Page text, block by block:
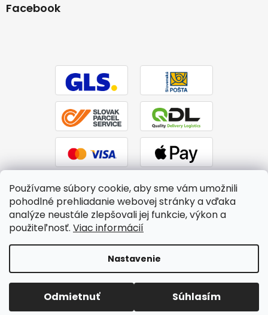
Používame súbory cookie, aby sme vám umožnili
pohodlné prehliadanie webovej stránky a vďaka
analýze neustále zlepšovali jej funkcie, výkon a
použiteľnosť. Viac informácií
Nastavenie
Odmietnuť Súhlasím
Facebook
Copyright 2026BTPS.sk. Všetky práva vyhradené.Upraviť
nastavenie cookies